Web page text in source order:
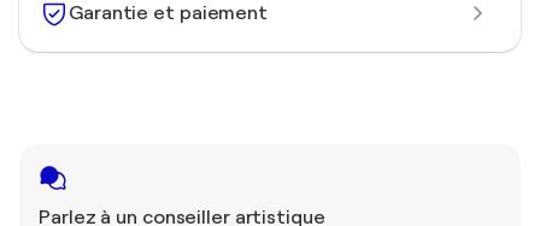
Garantie et paiement
Parlez à un conseiller artistique